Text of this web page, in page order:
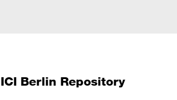
ICI Berlin Repository